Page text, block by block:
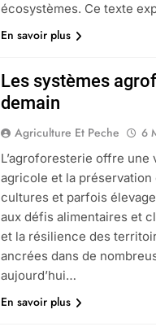
écosystèmes. Ce texte
En savoir plus
Les systèmes
demain
Agriculture Et Peche 6
L’agroforesterie offre
agricole et la préservation
cultures et parfois
aux défis alimentaires et
et la résilience des
ancrées dans de
aujourd’hui…
En savoir plus